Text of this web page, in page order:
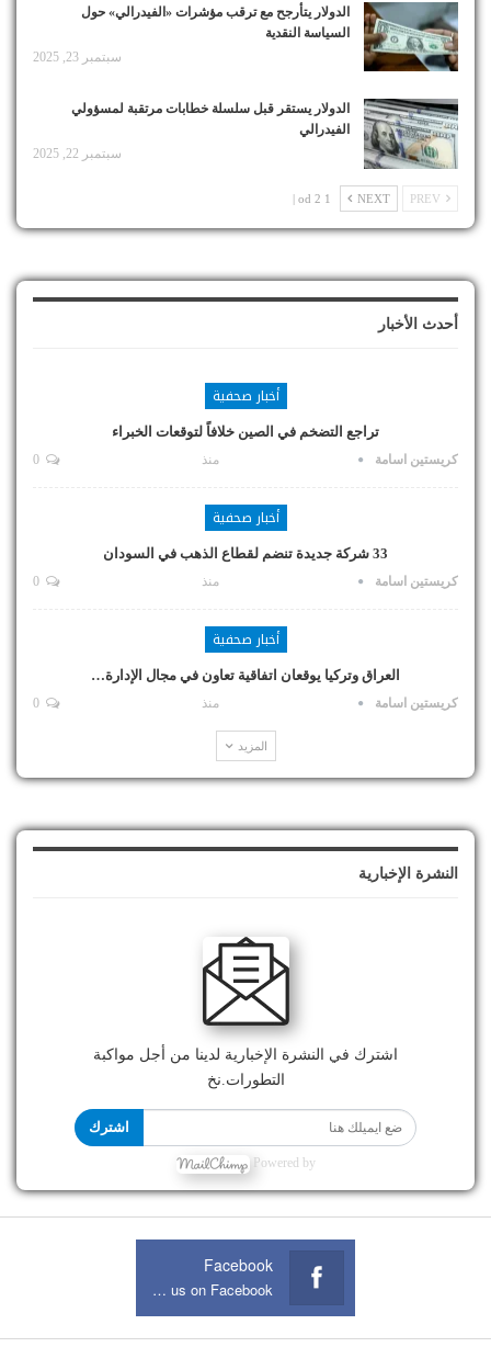
الدولار يتأرجح مع ترقب مؤشرات «الفيدرالي» حول
السياسة النقدية
سبتمبر 23, 2025
الدولار يستقر قبل سلسلة خطابات مرتقبة لمسؤولي
الفيدرالي
سبتمبر 22, 2025
NEXT
1 od 2 |
أحدث الأخبار
أخبار صحفية
تراجع التضخم في الصين خلافاً لتوقعات الخبراء
كريستين اسامة منذ
أخبار صحفية
33 شركة جديدة تنضم لقطاع الذهب في السودان
كريستين اسامة منذ
أخبار صحفية
العراق وتركيا يوقعان اتفاقية تعاون في مجال الإدارة…
كريستين اسامة منذ
المزيد
النشرة الإخبارية
اشترك في النشرة الإخبارية لدينا من أجل مواكبة
التطورات.نخ
اشترك
Powered by
Facebook
Join us on Facebook